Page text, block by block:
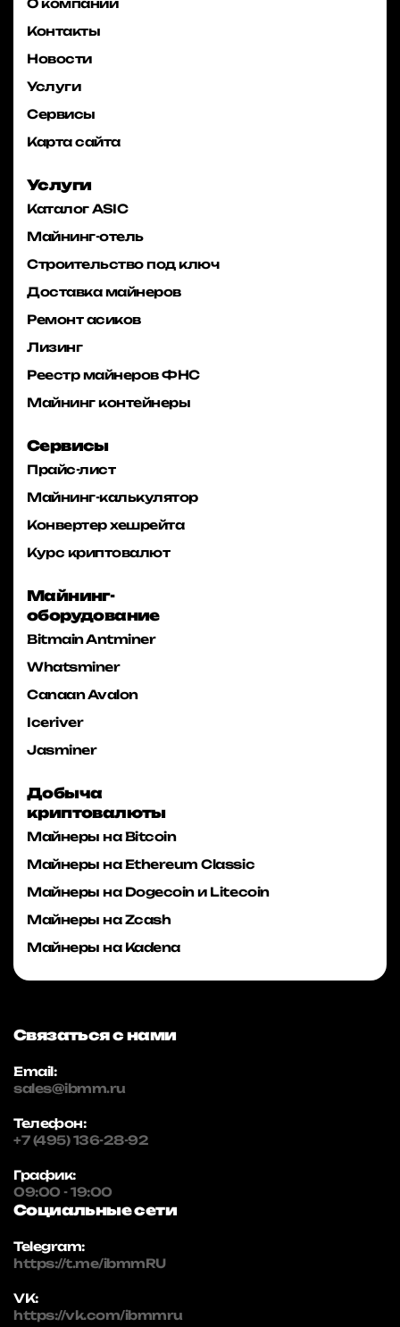
Контакты
Новости
Услуги
Сервисы
Карта сайта
Услуги
Каталог ASIC
Майнинг-отель
Строительство под ключ
Доставка майнеров
Ремонт асиков
Лизинг
Реестр майнеров ФНС
Майнинг контейнеры
Сервисы
Прайс-лист
Майнинг-калькулятор
Конвертер хешрейта
Курс криптовалют
Майнинг-
оборудование
Bitmain Antminer
Whatsminer
Canaan Avalon
Iceriver
Jasminer
Добыча
криптовалюты
Майнеры на Bitcoin
Майнеры на Ethereum Classic
Майнеры на Dogecoin и Litecoin
Майнеры на Zcash
Майнеры на Kadena
Связаться с нами
Email:
sales@ibmm.ru
Телефон:
+7 (495) 136-28-92
График:
09:00 - 19:00
Социальные сети
Telegram:
https://t.me/ibmmRU
VK:
https://vk.com/ibmmru